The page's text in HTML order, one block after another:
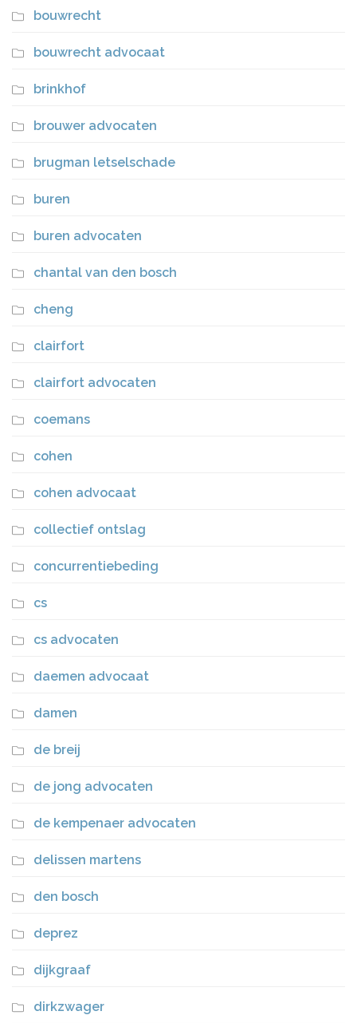
bouwrecht
bouwrecht advocaat
brinkhof
brouwer advocaten
brugman letselschade
buren
buren advocaten
chantal van den bosch
cheng
clairfort
clairfort advocaten
coemans
cohen
cohen advocaat
collectief ontslag
concurrentiebeding
cs
cs advocaten
daemen advocaat
damen
de breij
de jong advocaten
de kempenaer advocaten
delissen martens
den bosch
deprez
dijkgraaf
dirkzwager